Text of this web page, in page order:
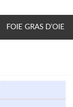
FOIE GRAS D’OIE